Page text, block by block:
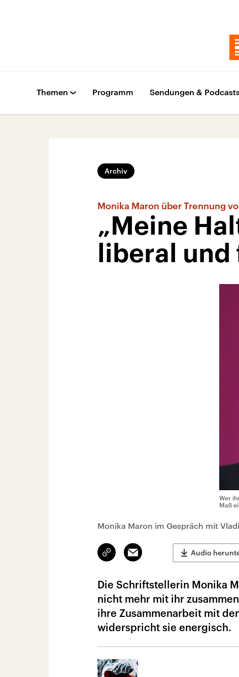
Themen Programm Sendungen &
Archiv
Monika Maron über Trennung
„Meine
liberal
Wer
Maß
Monika Maron im Gespräch mit
Link
kopieren/teilen
Email Audio
Die Schriftstellerin Monika
nicht mehr mit ihr
ihre Zusammenarbeit mit
widerspricht sie energisch.